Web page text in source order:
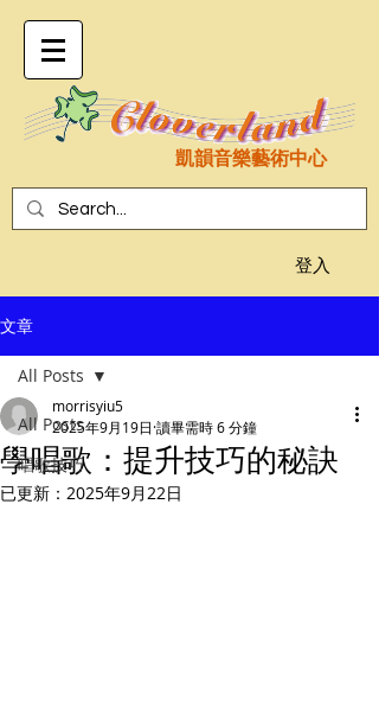
凱韻音樂藝術中心
登入
文章
All Posts
唱歌技巧
All Posts
學唱歌：提升技巧的秘訣
morrisyiu5
2025年9月19日 讀畢需時 6 分鐘
已更新： 2025年9月22日